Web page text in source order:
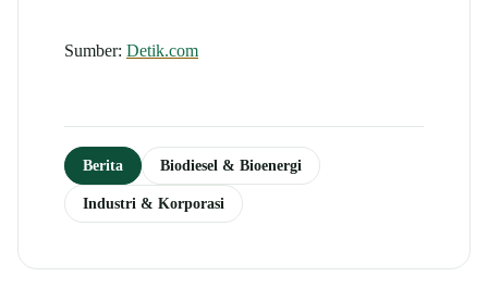
Sumber: Detik.com
Berita Biodiesel & Bioenergi
Industri & Korporasi